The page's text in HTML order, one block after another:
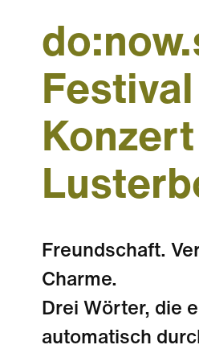
Festival
Konzert
Freundschaft.
Charme.
Drei Wörter, die
automatisch